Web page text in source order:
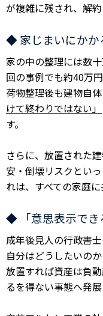
が複雑に残され、解
◆ 家じまいにかか
家の中の整理には数
回の事例でも約40万
荷物整理後も建物自体
けて終わりではない」
す。
さらに、放置された
安・倒壊リスクとい
れは、すべての家庭に
◆ 「意思表示でき
成年後見人の行政書
自分はどうしたいの
放置すれば資産は負
るを得ない事態へ発展